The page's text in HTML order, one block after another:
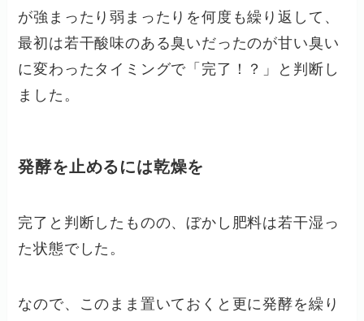
が強まったり弱まったりを何度も繰り返して、
最初は若干酸味のある臭いだったのが甘い臭い
に変わったタイミングで「完了！？」と判断し
ました。
発酵を止めるには乾燥を
完了と判断したものの、ぼかし肥料は若干湿っ
た状態でした。
なので、このまま置いておくと更に発酵を繰り